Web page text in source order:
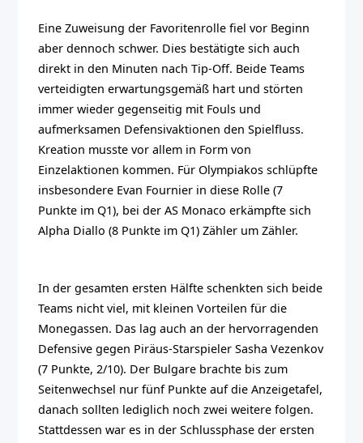
Eine Zuweisung der Favoritenrolle fiel vor Beginn
aber dennoch schwer. Dies bestätigte sich auch
direkt in den Minuten nach Tip-Off. Beide Teams
verteidigten erwartungsgemäß hart und störten
immer wieder gegenseitig mit Fouls und
aufmerksamen Defensivaktionen den Spielfluss.
Kreation musste vor allem in Form von
Einzelaktionen kommen. Für Olympiakos schlüpfte
insbesondere Evan Fournier in diese Rolle (7
Punkte im Q1), bei der AS Monaco erkämpfte sich
Alpha Diallo (8 Punkte im Q1) Zähler um Zähler.
In der gesamten ersten Hälfte schenkten sich beide
Teams nicht viel, mit kleinen Vorteilen für die
Monegassen. Das lag auch an der hervorragenden
Defensive gegen Piräus-Starspieler Sasha Vezenkov
(7 Punkte, 2/10). Der Bulgare brachte bis zum
Seitenwechsel nur fünf Punkte auf die Anzeigetafel,
danach sollten lediglich noch zwei weitere folgen.
Stattdessen war es in der Schlussphase der ersten